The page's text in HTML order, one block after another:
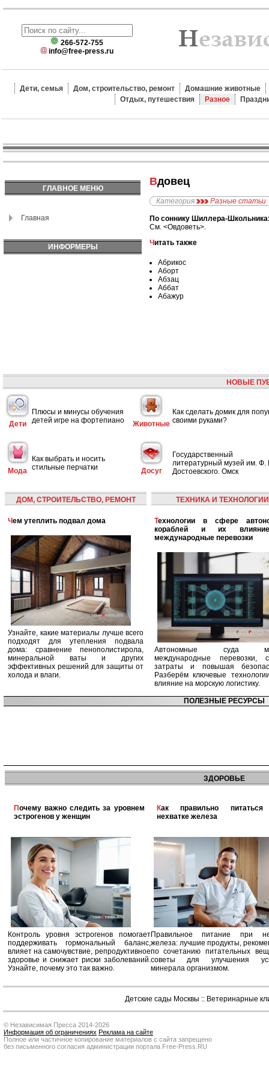
266-572-755
info@free-press.ru
Дети, семья Дом, строительство, ремонт
Домашние животные
Отдых, путешествия
Разное
ГЛАВНОЕ МЕНЮ
Главная
ИНФОРМЕРЫ
Вдовец
Категория Разные статьи
По соннику Шиллера-
См. <Овдоветь>.
Читать также
Абрикос
Аборт
Абзац
Аббат
Абажур
НОВЫЕ
Дети
Плюсы и минусы обучения
детей игре на фортепиано
Животные
Как сделать домик для
своими руками?
Мода
Как выбрать и носить
стильные перчатки
Досуг
Государственный
литературный музей им. Ф.
Достоевского. Омск
ДОМ, СТРОИТЕЛЬСТВО, РЕМОНТ
Чем утеплить подвал дома
Узнайте, какие материалы лучше всего
подходят для утепления подвала
дома: сравнение пенополистирола,
минеральной ваты и других
эффективных решений для защиты от
холода и влаги.
ТЕХНИКА И ТЕХНОЛОГИИ
Технологии в сфере автономных
кораблей и их
международные перевозки
Автономные суда
международные перевозки,
затраты и повышая
Разберём ключевые
влияние на морскую логистику.
ПОЛЕЗНЫЕ РЕСУРСЫ
ЗДОРОВЬЕ
Почему важно следить за уровнем
эстрогенов у женщин
Контроль уровня эстрогенов помогает
поддерживать гормональный баланс,
влияет на самочувствие, репродуктивное
здоровье и снижает риски заболеваний.
Узнайте, почему это так важно.
Как правильно питаться при
нехватке железа
Правильное питание при
железа: лучшие продукты,
по сочетанию питательных
советы для улучшения
минерала организмом.
Детские сады Москвы :: Ветеринарные
© Независимая Пресса 2014-2026
Информация об ограничениях Реклама на сайте
Полное или частичное копирование материалов с сайта запрещено
без письменного согласия администрации портала Free-Press.RU